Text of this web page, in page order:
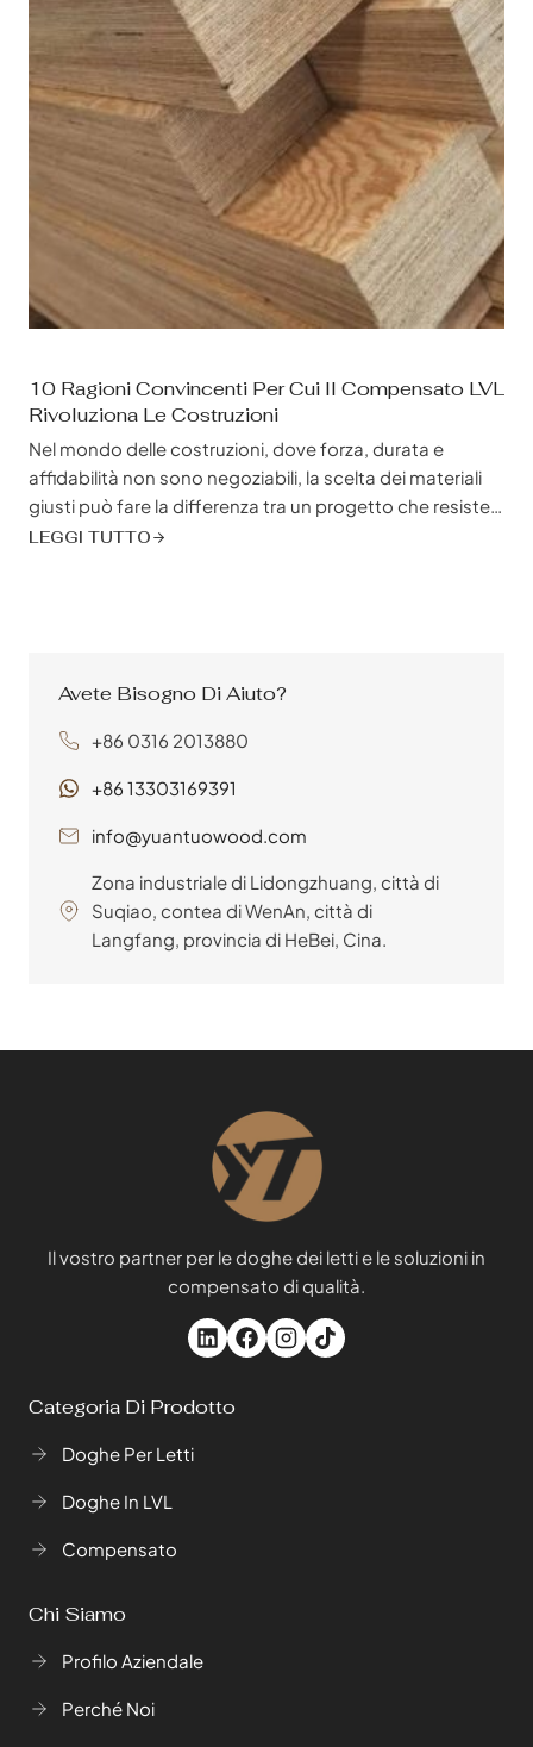
10 Ragioni Convincenti Per Cui Il Compensato LVL
Rivoluziona Le Costruzioni
Nel mondo delle costruzioni, dove forza, durata e
affidabilità non sono negoziabili, la scelta dei materiali
giusti può fare la differenza tra un progetto che resiste
alla prova del tempo e uno che si sgretola sotto
LEGGI TUTTO
Avete Bisogno Di Aiuto?
+86 0316 2013880
+86 13303169391
info@yuantuowood.com
Zona industriale di Lidongzhuang, città di
Suqiao, contea di WenAn, città di
Langfang, provincia di HeBei, Cina.
Il vostro partner per le doghe dei letti e le soluzioni in
compensato di qualità.
Categoria Di Prodotto
Doghe Per Letti
Doghe In LVL
Compensato
Chi Siamo
Profilo Aziendale
Perché Noi